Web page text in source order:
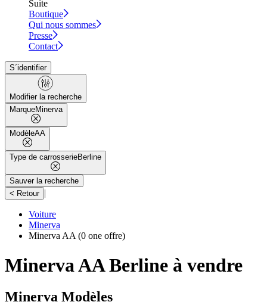
Suite
Boutique
Qui nous sommes
Presse
Contact
S´identifier
Modifier la recherche
MarqueMinerva
ModèleAA
Type de carrosserieBerline
Sauver la recherche
< Retour |
Voiture
Minerva
Minerva AA (0 one offre)
Minerva AA Berline à vendre
Minerva Modèles